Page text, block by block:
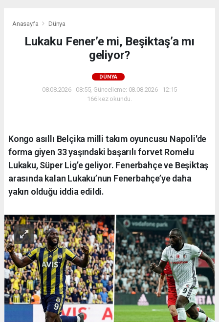
Anasayfa Dünya
Lukaku Fener’e mi, Beşiktaş’a mı
geliyor?
DÜNYA
08.08.2026 - 08:55, Güncelleme: 08.08.2026 - 12:15
166 kez okundu.
Kongo asıllı Belçika milli takım oyuncusu Napoli'de
forma giyen 33 yaşındaki başarılı forvet Romelu
Lukaku, Süper Lig’e geliyor. Fenerbahçe ve Beşiktaş
arasında kalan Lukaku’nun Fenerbahçe’ye daha
yakın olduğu iddia edildi.